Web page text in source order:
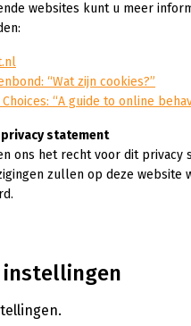
websites kunt u meer
“Wat zijn cookies?”
“A guide to online
statement
ons het recht voor dit privacy
zullen op deze website
instellingen